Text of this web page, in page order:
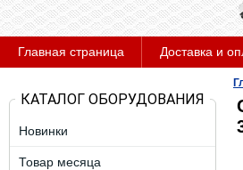
Главная страница Доставка и
КАТАЛОГ ОБОРУДОВАНИЯ
Новинки
Товар месяца